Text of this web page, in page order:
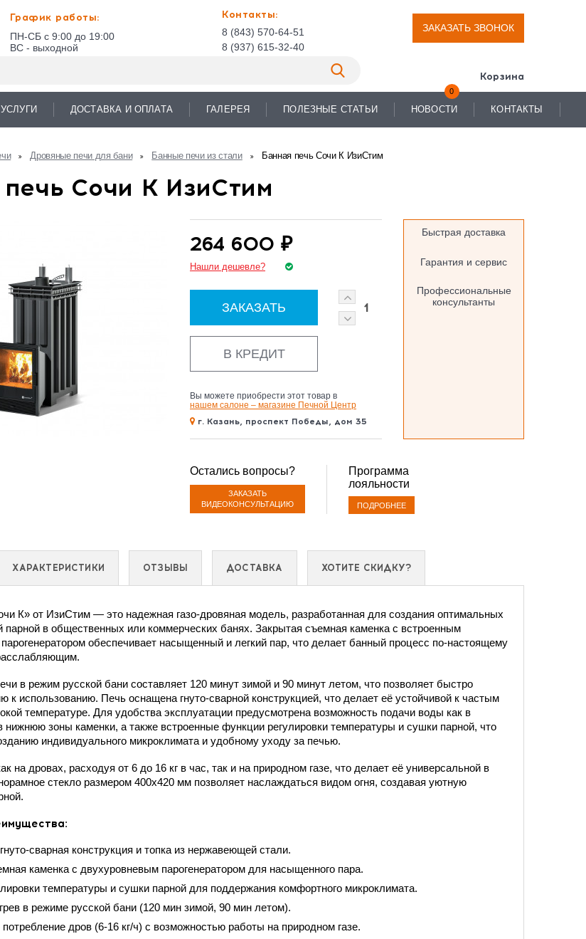
График работы:
ПН-СБ с 9:00 до 19:00
ВС - выходной
Контакты:
8 (843) 570-64-51
8 (937) 615-32-40
ЗАКАЗАТЬ ЗВОНОК
0
Корзина
УСЛУГИ ДОСТАВКА И ОПЛАТА ГАЛЕРЕЯ ПОЛЕЗНЫЕ СТАТЬИ НОВОСТИ КОНТАКТЫ
Дровяные печи для бани Банные печи из стали Банная печь Сочи К ИзиСтим
Сочи К ИзиСтим
264 600 ₽
Нашли дешевле?
ЗАКАЗАТЬ 1
В КРЕДИТ
Вы можете приобрести этот товар в
нашем салоне – магазине Печной Центр
г. Казань, проспект Победы, дом 35
Быстрая доставка
Гарантия и сервис
Профессиональные
консультанты
Остались вопросы?
ЗАКАЗАТЬ
ВИДЕОКОНСУЛЬТАЦИЮ
Программа
лояльности
ПОДРОБНЕЕ
ХАРАКТЕРИСТИКИ ОТЗЫВЫ ДОСТАВКА ХОТИТЕ СКИДКУ?
К» от ИзиСтим — это надежная газо-дровяная модель, разработанная для создания оптимальных
парной в общественных или коммерческих банях. Закрытая съемная каменка с встроенным
обеспечивает насыщенный и легкий пар, что делает банный процесс по-настоящему
в режим русской бани составляет 120 минут зимой и 90 минут летом, что позволяет быстро
к использованию. Печь оснащена гнуто-сварной конструкцией, что делает её устойчивой к частым
температуре. Для удобства эксплуатации предусмотрена возможность подачи воды как в
нижнюю зоны каменки, а также встроенные функции регулировки температуры и сушки парной, что
индивидуального микроклимата и удобному уходу за печью.
на дровах, расходуя от 6 до 16 кг в час, так и на природном газе, что делает её универсальной в
стекло размером 400х420 мм позволяет наслаждаться видом огня, создавая уютную
:
сварная конструкция и топка из нержавеющей стали.
каменка с двухуровневым парогенератором для насыщенного пара.
температуры и сушки парной для поддержания комфортного микроклимата.
в режиме русской бани (120 мин зимой, 90 мин летом).
дров (6-16 кг/ч) с возможностью работы на природном газе.